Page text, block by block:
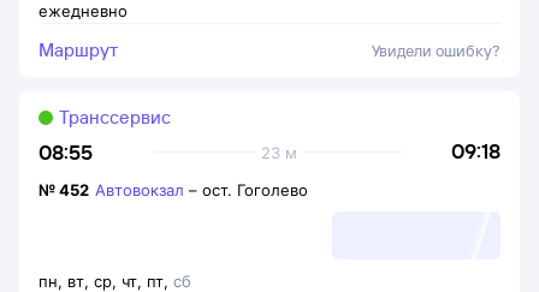
ежедневно
Маршрут Увидели ошибку?
08:55 09:18
23 м
Транссервис
пн, вт, ср, чт, пт, сб
№452 Автовокзал – ост. Гоголево